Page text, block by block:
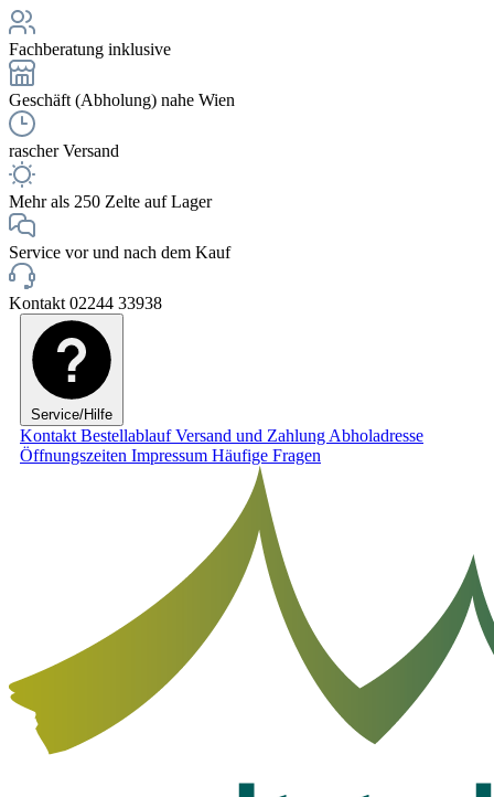
Fachberatung inklusive
Geschäft (Abholung) nahe Wien
rascher Versand
Mehr als 250 Zelte auf Lager
Service vor und nach dem Kauf
Kontakt 02244 33938
Service/Hilfe
Kontakt BestellablaufVersand und Zahlung Abholadresse
Öffnungszeiten Impressum Häufige Fragen